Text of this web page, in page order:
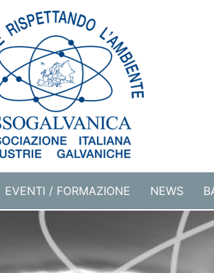
EVENTI / FORMAZIONE NEWS